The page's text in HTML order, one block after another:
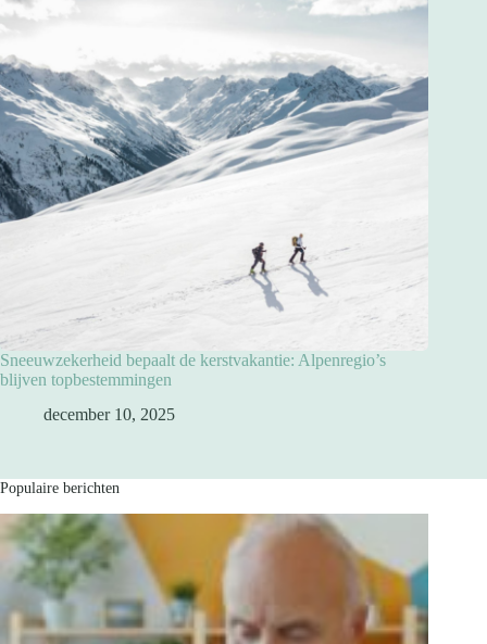
Sneeuwzekerheid bepaalt de kerstvakantie: Alpenregio’s
blijven topbestemmingen
december 10, 2025
Populaire berichten